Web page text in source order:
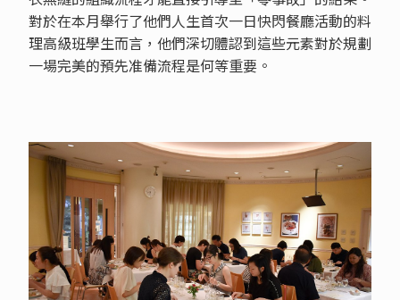
對於在本月舉行了他們人生首次一日快閃餐廳活動的料
理高級班學生而言，他們深切體認到這些元素對於規劃
一場完美的預先准備流程是何等重要。